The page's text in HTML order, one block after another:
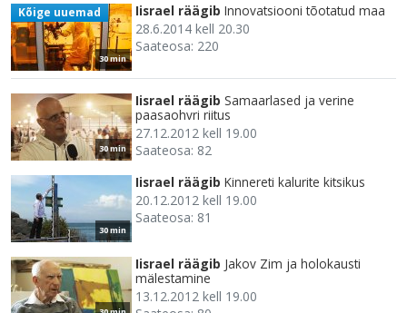
30 min
Kõige uuemad Iisrael räägib Innovatsiooni tõotatud maa
28.6.2014 kell 20.30
Saateosa: 220
30 min
Iisrael räägib Samaarlased ja verine
paasaohvri riitus
27.12.2012 kell 19.00
Saateosa: 82
30 min
Iisrael räägib Kinnereti kalurite kitsikus
20.12.2012 kell 19.00
Saateosa: 81
Iisrael räägib Jakov Zim ja holokausti
mälestamine
13.12.2012 kell 19.00